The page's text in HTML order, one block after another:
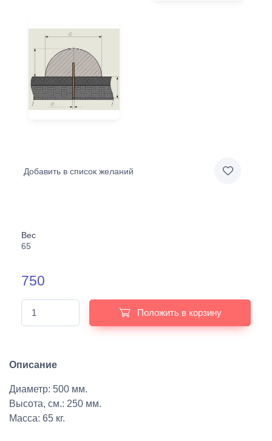
Добавить в список желаний
Вес
65
750
Положить в корзину
Описание
Диаметр: 500 мм.
Высота, см.: 250 мм.
Масса: 65 кг.